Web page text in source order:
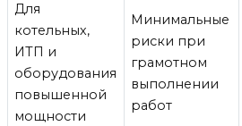
Для
котельных,
ИТП и
оборудования
повышенной
мощности
Минимальные
риски при
грамотном
выполнении
работ